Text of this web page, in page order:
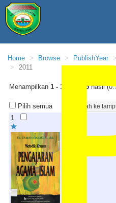
Home Browse PublishYear
2011
Menampilkan 1 - 10 15hasil
Pilih semua
1